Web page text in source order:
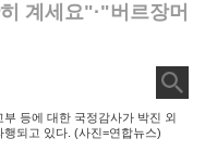
계세요"·"버르장머
등에 대한 국정감사가 박진 외
되고 있다. (사진=연합뉴스)